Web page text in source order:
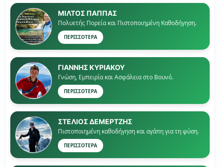
ΜΙΛΤΟΣ ΠΑΠΠΑΣ
Πολυετής Πορεία και Πιστοποιημένη Καθοδήγηση.
ΠΕΡΙΣΣΟΤΕΡΑ
ΓΙΑΝΝΗΣ ΚΥΡΙΑΚΟΥ
Γνώση, Εμπειρία και Ασφάλεια στο Βουνό.
ΠΕΡΙΣΣΟΤΕΡΑ
ΣΤΕΛΙΟΣ ΔΕΜΕΡΤΖΗΣ
Πιστοποιημένη καθοδήγηση και αγάπη για τη φύση.
ΠΕΡΙΣΣΟΤΕΡΑ